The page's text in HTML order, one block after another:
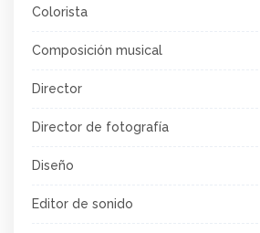
Colorista
Composición musical
Director
Director de fotografía
Diseño
Editor de sonido